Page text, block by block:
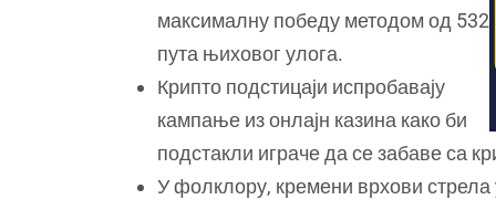
максималну победу методом од 532
пута њиховог улога.
Крипто подстицаји испробавају
кампање из онлајн казина како би
подстакли играче да се забаве са
У фолклору, кремени врхови